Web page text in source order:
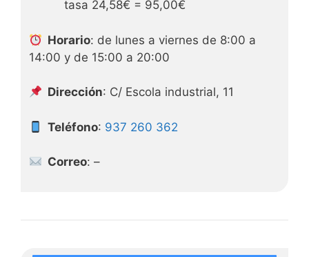
tasa 24,58€ = 95,00€
Horario: de lunes a viernes de 8:00 a
14:00 y de 15:00 a 20:00
Dirección: C/ Escola industrial, 11
Teléfono: 937 260 362
Correo: –